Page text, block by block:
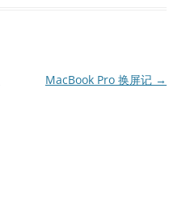
MacBook Pro 换屏记 →